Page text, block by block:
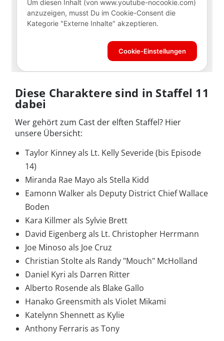
Diese Charaktere sind in Staffel 11
dabei
Wer gehört zum Cast der elften Staffel? Hier
unsere Übersicht:
Taylor Kinney als Lt. Kelly Severide (bis Episode
14)
Miranda Rae Mayo als Stella Kidd
Eamonn Walker als Deputy District Chief Wallace
Boden
Kara Killmer als Sylvie Brett
David Eigenberg als Lt. Christopher Herrmann
Joe Minoso als Joe Cruz
Christian Stolte als Randy "Mouch" McHolland
Daniel Kyri als Darren Ritter
Alberto Rosende als Blake Gallo
Hanako Greensmith als Violet Mikami
Katelynn Shennett as Kylie
Anthony Ferraris as Tony